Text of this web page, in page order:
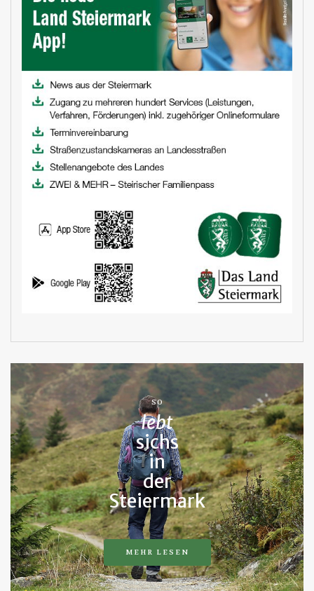
SO
lebt
sichs
in
der
Steiermark
MEHR LESEN